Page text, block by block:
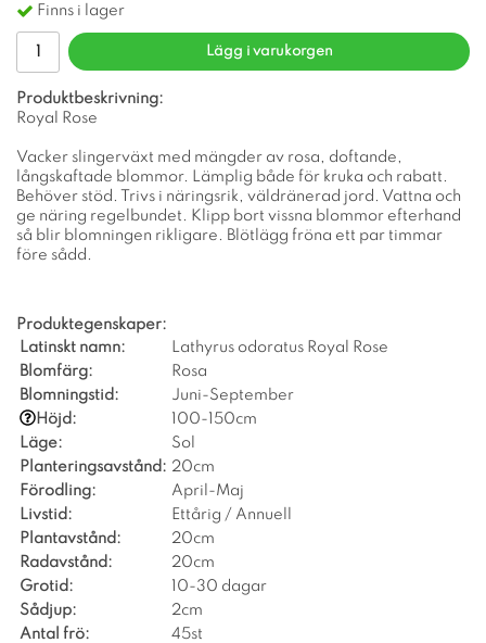
Finns i lager
Lägg i varukorgen
Produktbeskrivning:
Royal Rose
Vacker slingerväxt med mängder av rosa, doftande,
långskaftade blommor. Lämplig både för kruka och rabatt.
Behöver stöd. Trivs i näringsrik, väldränerad jord. Vattna och
ge näring regelbundet. Klipp bort vissna blommor efterhand
så blir blomningen rikligare. Blötlägg fröna ett par timmar
före sådd.
Produktegenskaper:
Latinskt namn:
Lathyrus odoratus Royal Rose
Blomfärg:
Rosa
Blomningstid:
Juni-September
Höjd:
100-150cm
Läge:
Sol
Planteringsavstånd: 20cm
Förodling:
April-Maj
Livstid:
Ettårig / Annuell
Plantavstånd:
20cm
Radavstånd:
20cm
Grotid:
10-30 dagar
Sådjup:
2cm
Antal frö:
45st